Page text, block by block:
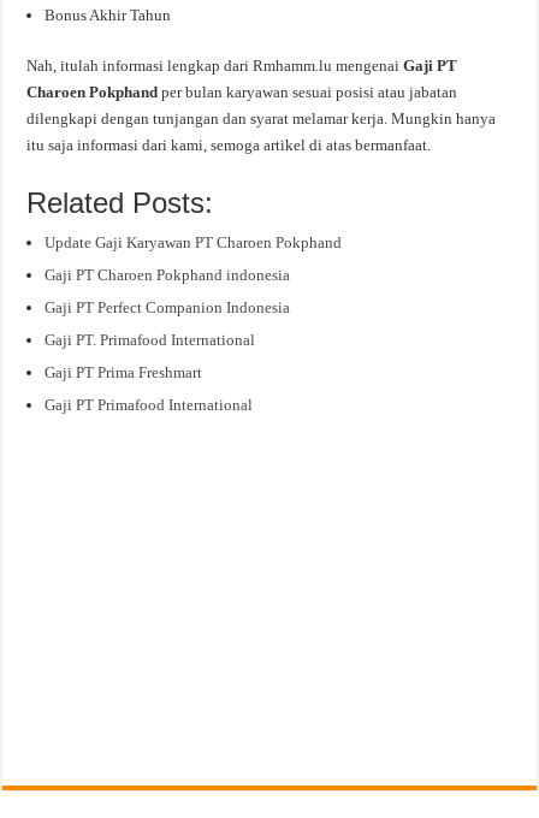
Bonus Akhir Tahun
Nah, itulah informasi lengkap dari Rmhamm.lu mengenaiGaji PT
Charoen Pokphandper bulan karyawan sesuai posisi atau jabatan
dilengkapi dengan tunjangan dan syarat melamar kerja. Mungkin hanya
itu saja informasi dari kami, semoga artikel di atas bermanfaat.
Related Posts:
Update Gaji Karyawan PT Charoen Pokphand
Gaji PT Charoen Pokphand indonesia
Gaji PT Perfect Companion Indonesia
Gaji PT. Primafood International
Gaji PT Prima Freshmart
Gaji PT Primafood International